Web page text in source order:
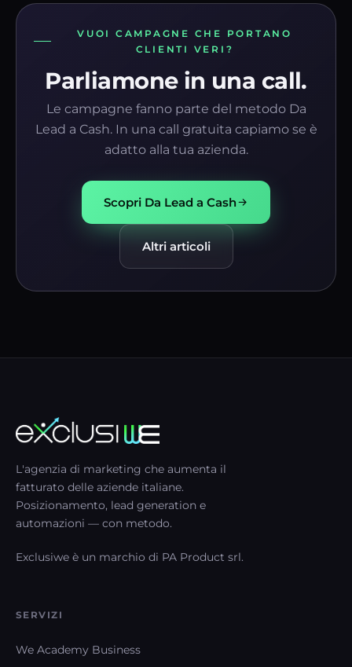
VUOI CAMPAGNE CHE PORTANO
CLIENTI VERI?
Parliamone in una call.
Le campagne fanno parte del metodo Da
Lead a Cash. In una call gratuita capiamo se è
adatto alla tua azienda.
Scopri Da Lead a Cash
Altri articoli
L'agenzia di marketing che aumenta il
fatturato delle aziende italiane.
Posizionamento, lead generation e
automazioni — con metodo.
Exclusiwe è un marchio di PA Product srl.
SERVIZI
We Academy Business